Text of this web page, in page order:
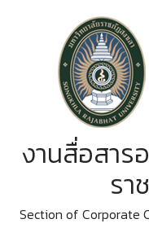
งานสื่อสาร
รา
Section of Corporate